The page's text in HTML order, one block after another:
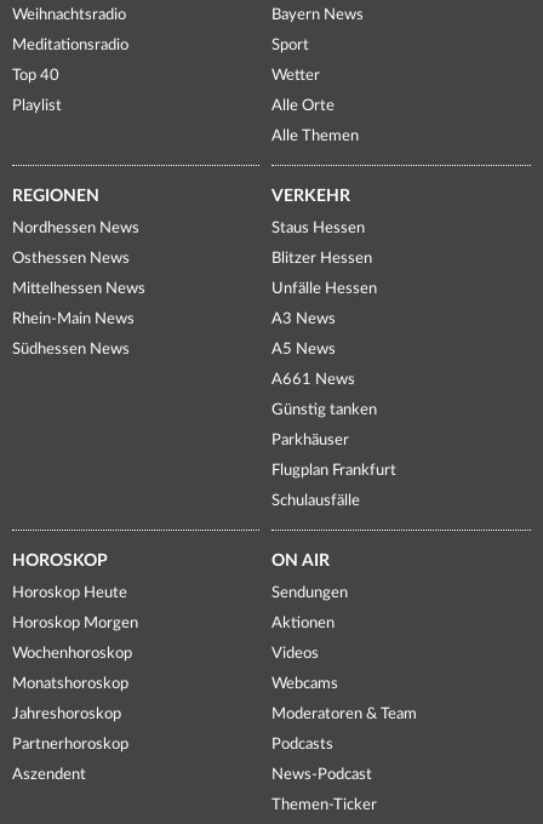
Weihnachtsradio
Meditationsradio
Top 40
Playlist
Bayern News
Sport
Wetter
Alle Orte
Alle Themen
REGIONEN
Nordhessen News
Osthessen News
Mittelhessen News
Rhein-Main News
Südhessen News
VERKEHR
Staus Hessen
Blitzer Hessen
Unfälle Hessen
A3 News
A5 News
A661 News
Günstig tanken
Parkhäuser
Flugplan Frankfurt
Schulausfälle
HOROSKOP
Horoskop Heute
Horoskop Morgen
Wochenhoroskop
Monatshoroskop
Jahreshoroskop
Partnerhoroskop
Aszendent
ON AIR
Sendungen
Aktionen
Videos
Webcams
Moderatoren & Team
Podcasts
News-Podcast
Themen-Ticker